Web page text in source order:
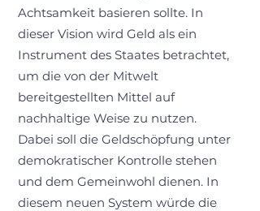
Achtsamkeit basieren sollte. In
dieser Vision wird Geld als ein
Instrument des Staates betrachtet,
um die von der Mitwelt
bereitgestellten Mittel auf
nachhaltige Weise zu nutzen.
Dabei soll die Geldschöpfung unter
demokratischer Kontrolle stehen
und dem Gemeinwohl dienen. In
diesem neuen System würde die